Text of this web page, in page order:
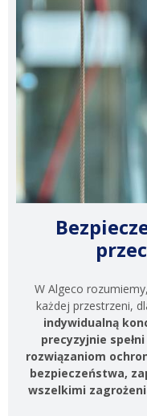
W Algeco
każdej przestrzeni,
indywidualną
precyzyjnie
rozwiązaniom
bezpieczeństwa,
wszelkimi